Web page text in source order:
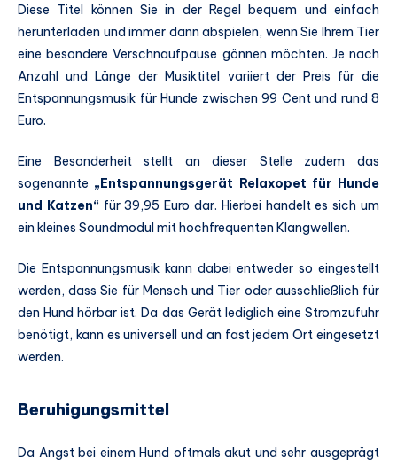
Diese Titel können Sie in der Regel bequem und einfach
herunterladen und immer dann abspielen, wenn Sie Ihrem Tier
eine besondere Verschnaufpause gönnen möchten. Je nach
Anzahl und Länge der Musiktitel variiert der Preis für die
Entspannungsmusik für Hunde zwischen 99 Cent und rund 8
Euro.
Eine Besonderheit stellt an dieser Stelle zudem das
sogenannte „Entspannungsgerät Relaxopet für Hunde
und Katzen“ für 39,95 Euro dar. Hierbei handelt es sich um
ein kleines Soundmodul mit hochfrequenten Klangwellen.
Die Entspannungsmusik kann dabei entweder so eingestellt
werden, dass Sie für Mensch und Tier oder ausschließlich für
den Hund hörbar ist. Da das Gerät lediglich eine Stromzufuhr
benötigt, kann es universell und an fast jedem Ort eingesetzt
werden.
Beruhigungsmittel
Da Angst bei einem Hund oftmals akut und sehr ausgeprägt